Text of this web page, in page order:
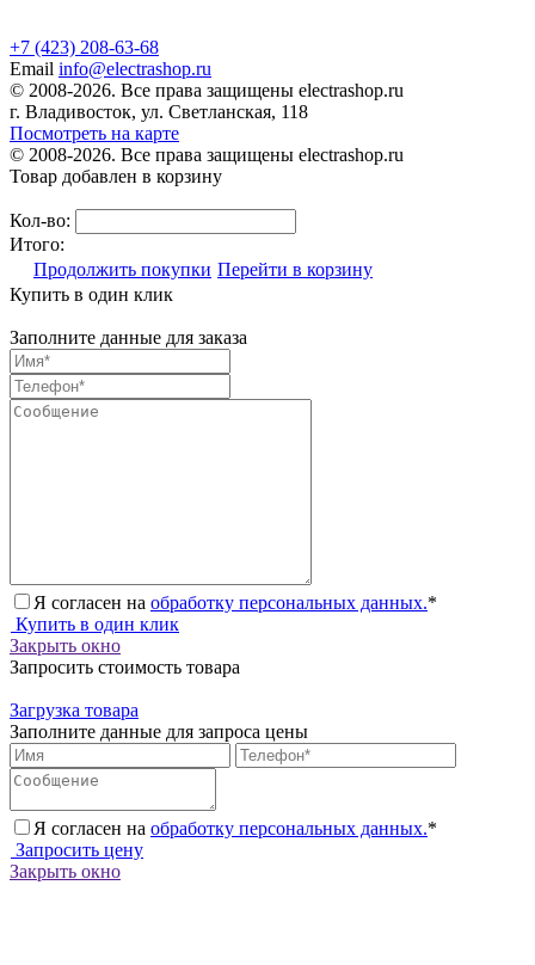
+7 (423) 208-63-68
Email info@electrashop.ru
© 2008-2026. Все права защищены electrashop.ru
г. Владивосток, ул. Светланская, 118
Посмотреть на карте
© 2008-2026. Все права защищены electrashop.ru
Товар добавлен в корзину
Кол-во:
Итого:
Продолжить покупки Перейти в корзину
Купить в один клик
Заполните данные для заказа
Я согласен на обработку персональных данных.*
Купить в один клик
Закрыть окно
Запросить стоимость товара
Загрузка товара
Заполните данные для запроса цены
Я согласен на обработку персональных данных.*
Запросить цену
Закрыть окно